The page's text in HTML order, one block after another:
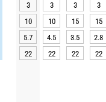
3
3 3 3
10
10 15 15
5.7
4.5 3.5 2.8
22
22 22 22